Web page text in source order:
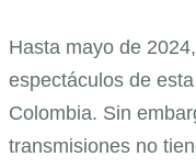
Hasta mayo de
espectáculos de
Colombia. Sin
transmisiones no